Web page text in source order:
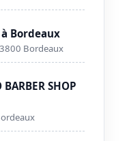
à Bordeaux
Bordeaux
BARBER SHOP